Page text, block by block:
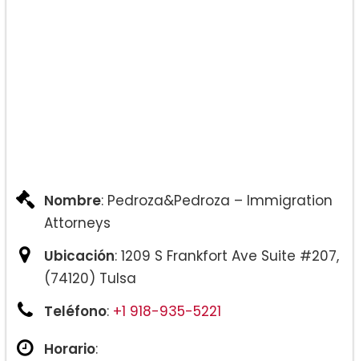
Nombre: Pedroza&Pedroza – Immigration
Attorneys
Ubicación: 1209 S Frankfort Ave Suite #207,
(74120) Tulsa
Teléfono: +1 918-935-5221
Horario: